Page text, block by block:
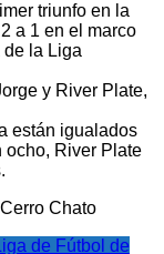
triunfo en la
a 1 en el marco
de la Liga
y River Plate,
están igualados
ocho, River Plate
Chato
de Fútbol de